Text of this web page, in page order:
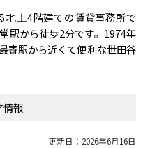
地上4階建ての賃貸事務所で
駅から徒歩2分です。1974年
寄駅から近くて便利な世田谷
情報
更新日：2026年6月16日